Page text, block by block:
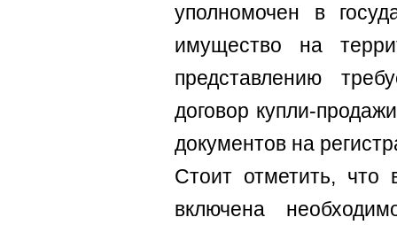
уполномочен в
имущество на
представлению
договор купли-
документов на
Стоит отметить, что
включена